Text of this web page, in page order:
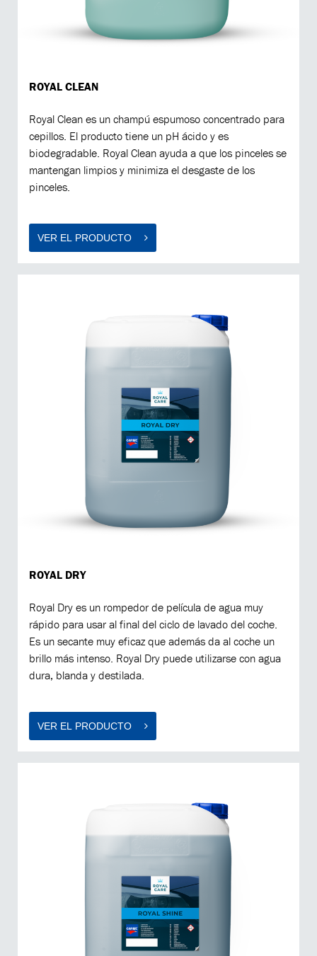
ROYAL CLEAN
Royal Clean es un champú espumoso concentrado para
cepillos. El producto tiene un pH ácido y es
biodegradable. Royal Clean ayuda a que los pinceles se
mantengan limpios y minimiza el desgaste de los
pinceles.
VER EL PRODUCTO
ROYAL DRY
Royal Dry es un rompedor de película de agua muy
rápido para usar al final del ciclo de lavado del coche.
Es un secante muy eficaz que además da al coche un
brillo más intenso. Royal Dry puede utilizarse con agua
dura, blanda y destilada.
VER EL PRODUCTO